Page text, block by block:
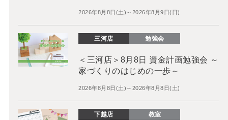
2026年8月8日(土)～2026年8月9日(日)
三河店 勉強会
＜三河店＞8月8日 資金計画勉強会 ～
家づくりのはじめの一歩～
2026年8月8日(土)～2026年8月8日(土)
下越店 教室